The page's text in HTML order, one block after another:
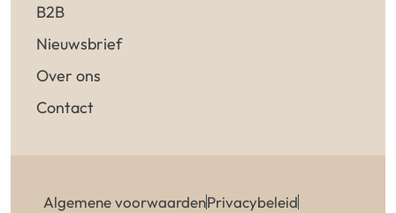
B2B
Nieuwsbrief
Over ons
Contact
Algemene voorwaardenPrivacybeleid